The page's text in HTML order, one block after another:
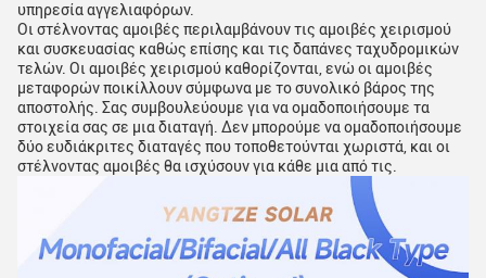
υπηρεσία αγγελιαφόρων.
Οι στέλνοντας αμοιβές περιλαμβάνουν τις αμοιβές χειρισμού
και συσκευασίας καθώς επίσης και τις δαπάνες ταχυδρομικών
τελών. Οι αμοιβές χειρισμού καθορίζονται, ενώ οι αμοιβές
μεταφορών ποικίλλουν σύμφωνα με το συνολικό βάρος της
αποστολής. Σας συμβουλεύουμε για να ομαδοποιήσουμε τα
στοιχεία σας σε μια διαταγή. Δεν μπορούμε να ομαδοποιήσουμε
δύο ευδιάκριτες διαταγές που τοποθετούνται χωριστά, και οι
στέλνοντας αμοιβές θα ισχύσουν για κάθε μια από τις.